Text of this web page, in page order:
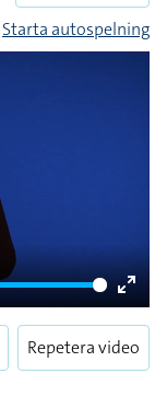
Starta autospelning
Enter
Repetera video